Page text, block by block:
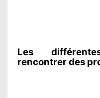
Les
rencontrer des